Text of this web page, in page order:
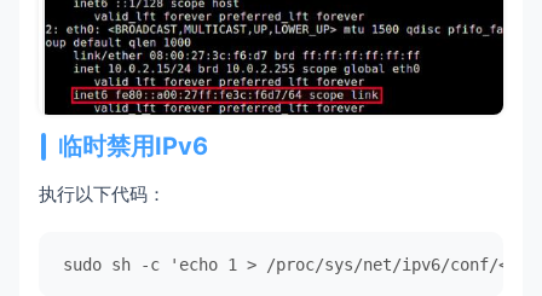
临时禁用IPv6
执行以下代码：
sudo sh -c 'echo 1 > /proc/sys/net/ipv6/conf/